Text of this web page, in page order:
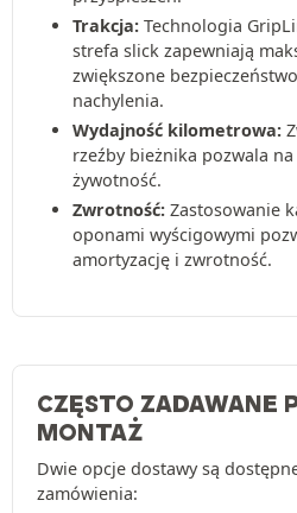
Trakcja: Technologia
strefa slick zapewniają
zwiększone
nachylenia.
Wydajność kilometrowa:
rzeźby bieżnika pozwala na
żywotność.
Zwrotność: Zastosowanie
oponami wyścigowymi
amortyzację i zwrotność.
CZĘSTO ZADAWANE
MONTAŻ
Dwie opcje dostawy są
zamówienia: